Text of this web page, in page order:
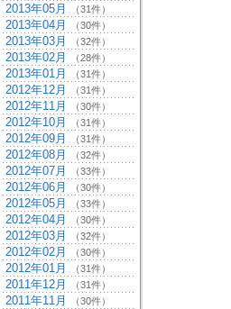
2013年05月 （31件）
2013年04月 （30件）
2013年03月 （32件）
2013年02月 （28件）
2013年01月 （31件）
2012年12月 （31件）
2012年11月 （30件）
2012年10月 （31件）
2012年09月 （31件）
2012年08月 （32件）
2012年07月 （33件）
2012年06月 （30件）
2012年05月 （33件）
2012年04月 （30件）
2012年03月 （32件）
2012年02月 （30件）
2012年01月 （31件）
2011年12月 （31件）
2011年11月 （30件）